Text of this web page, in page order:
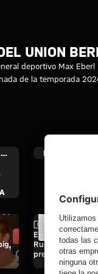
de
UNION
deportivo Max
de la temporada
Vídeo
EN DIFERIDO
Rueda de
prensa del
Audi Football